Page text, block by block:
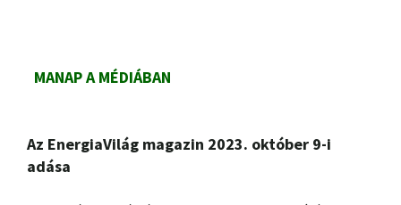
MANAP A MÉDIÁBAN
Az EnergiaVilág magazin 2023. október 9-i
adása